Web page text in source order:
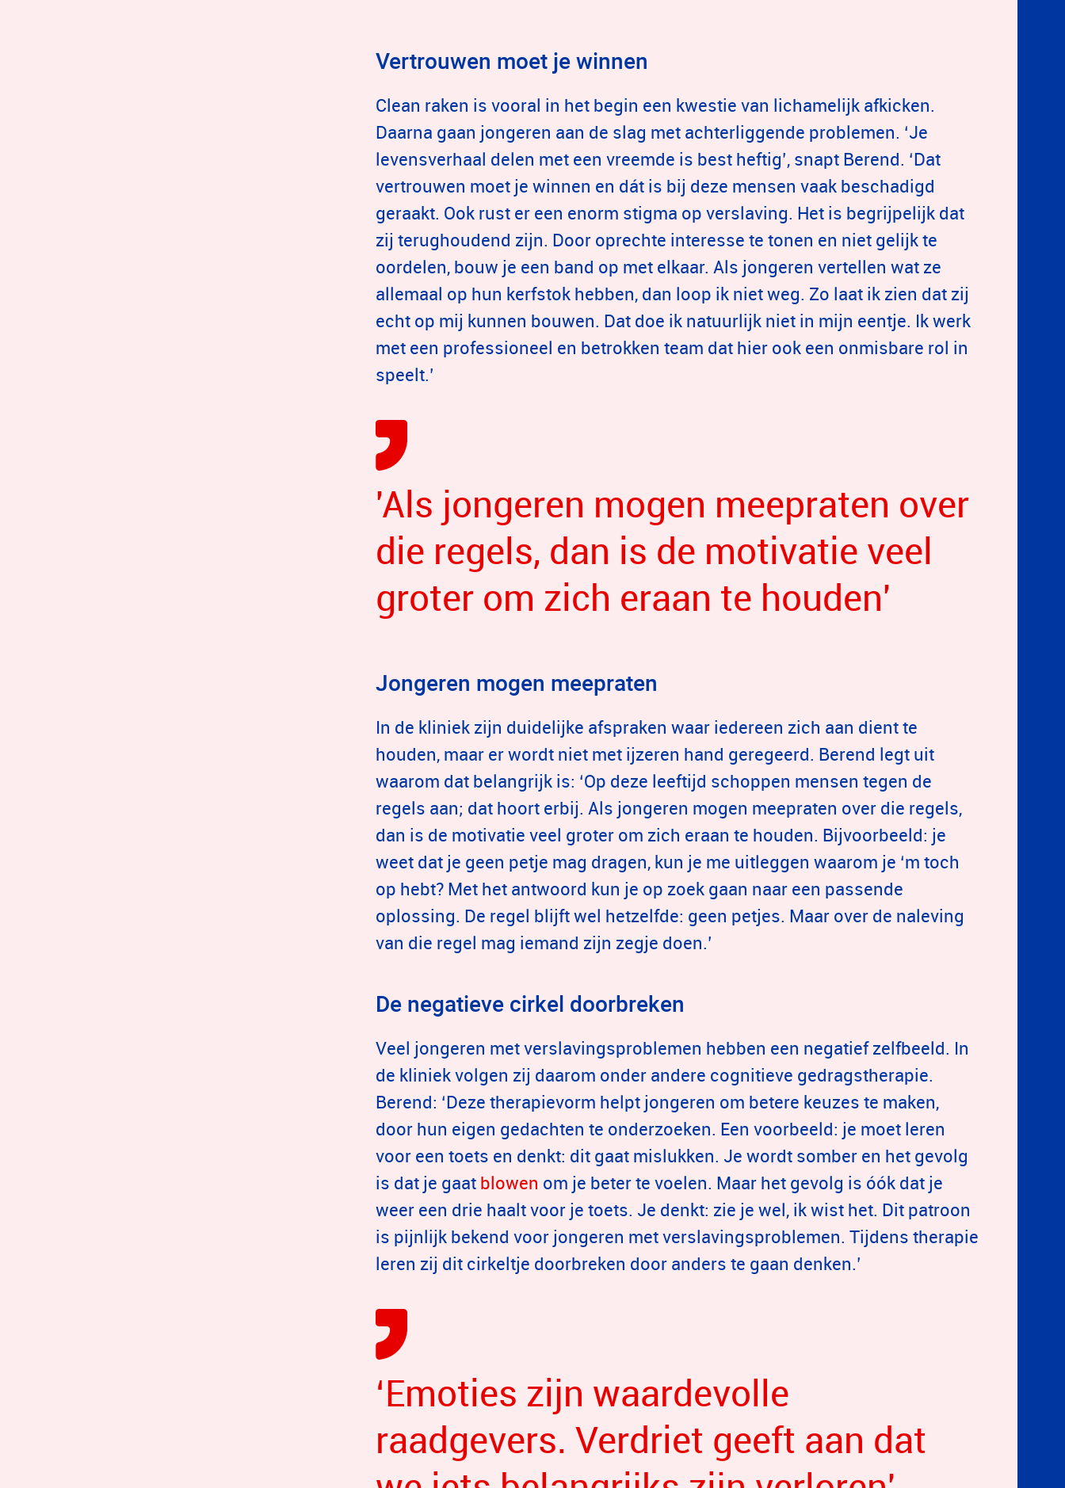
Vertrouwen moet je winnen
Clean raken is vooral in het begin een kwestie van lichamelijk afkicken.
Daarna gaan jongeren aan de slag met achterliggende problemen. ‘Je
levensverhaal delen met een vreemde is best heftig’, snapt Berend. ‘Dat
vertrouwen moet je winnen en dát is bij deze mensen vaak beschadigd
geraakt. Ook rust er een enorm stigma op verslaving. Het is begrijpelijk dat
zij terughoudend zijn. Door oprechte interesse te tonen en niet gelijk te
oordelen, bouw je een band op met elkaar. Als jongeren vertellen wat ze
allemaal op hun kerfstok hebben, dan loop ik niet weg. Zo laat ik zien dat zij
echt op mij kunnen bouwen. Dat doe ik natuurlijk niet in mijn eentje. Ik werk
met een professioneel en betrokken team dat hier ook een onmisbare rol in
speelt.’
'Als jongeren mogen meepraten over
die regels, dan is de motivatie veel
groter om zich eraan te houden'
Jongeren mogen meepraten
In de kliniek zijn duidelijke afspraken waar iedereen zich aan dient te
houden, maar er wordt niet met ijzeren hand geregeerd. Berend legt uit
waarom dat belangrijk is: ‘Op deze leeftijd schoppen mensen tegen de
regels aan; dat hoort erbij. Als jongeren mogen meepraten over die regels,
dan is de motivatie veel groter om zich eraan te houden. Bijvoorbeeld: je
weet dat je geen petje mag dragen, kun je me uitleggen waarom je ‘m toch
op hebt? Met het antwoord kun je op zoek gaan naar een passende
oplossing. De regel blijft wel hetzelfde: geen petjes. Maar over de naleving
van die regel mag iemand zijn zegje doen.’
De negatieve cirkel doorbreken
Veel jongeren met verslavingsproblemen hebben een negatief zelfbeeld. In
de kliniek volgen zij daarom onder andere cognitieve gedragstherapie.
Berend: ‘Deze therapievorm helpt jongeren om betere keuzes te maken,
door hun eigen gedachten te onderzoeken. Een voorbeeld: je moet leren
voor een toets en denkt: dit gaat mislukken. Je wordt somber en het gevolg
is dat je gaat blowen om je beter te voelen. Maar het gevolg is óók dat je
weer een drie haalt voor je toets. Je denkt: zie je wel, ik wist het. Dit patroon
is pijnlijk bekend voor jongeren met verslavingsproblemen. Tijdens therapie
leren zij dit cirkeltje doorbreken door anders te gaan denken.’
‘Emoties zijn waardevolle
raadgevers. Verdriet geeft aan dat